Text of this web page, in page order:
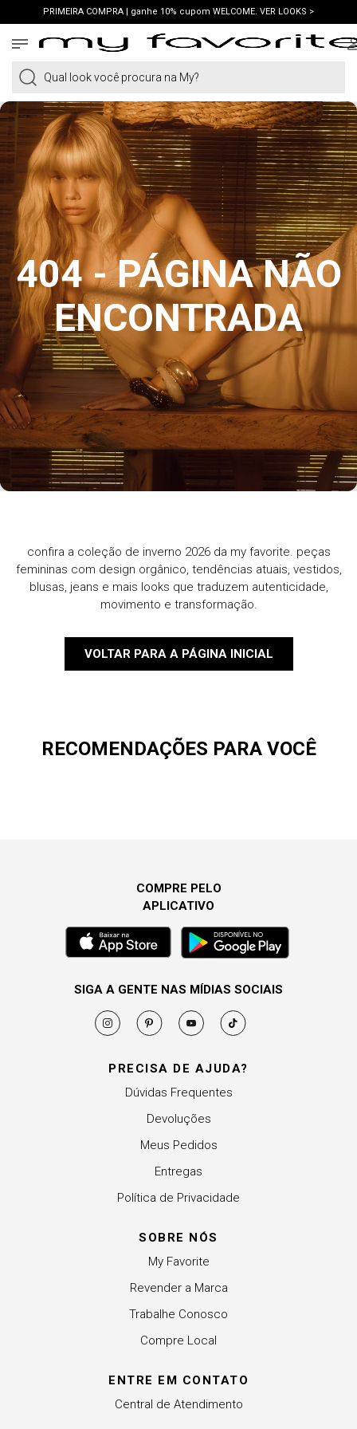
PRIMEIRA COMPRA | ganhe 10% cupom WELCOME. VER LOOKS >
FRETE GRÁTIS | em compras a partir de R$419. AMEI >
Qual look você procura na My?
404 - PÁGINA NÃO
ENCONTRADA
confira a coleção de inverno 2026 da my favorite. peças
femininas com design orgânico, tendências atuais, vestidos,
blusas, jeans e mais looks que traduzem autenticidade,
movimento e transformação.
VOLTAR PARA A PÁGINA INICIAL
RECOMENDAÇÕES PARA VOCÊ
PRECISA DE AJUDA?
Dúvidas Frequentes
Devoluções
Meus Pedidos
Entregas
Política de Privacidade
SOBRE NÓS
My Favorite
Revender a Marca
Trabalhe Conosco
Compre Local
ENTRE EM CONTATO
Central de Atendimento
COMPRE PELO
APLICATIVO
SIGA A GENTE NAS MÍDIAS SOCIAIS